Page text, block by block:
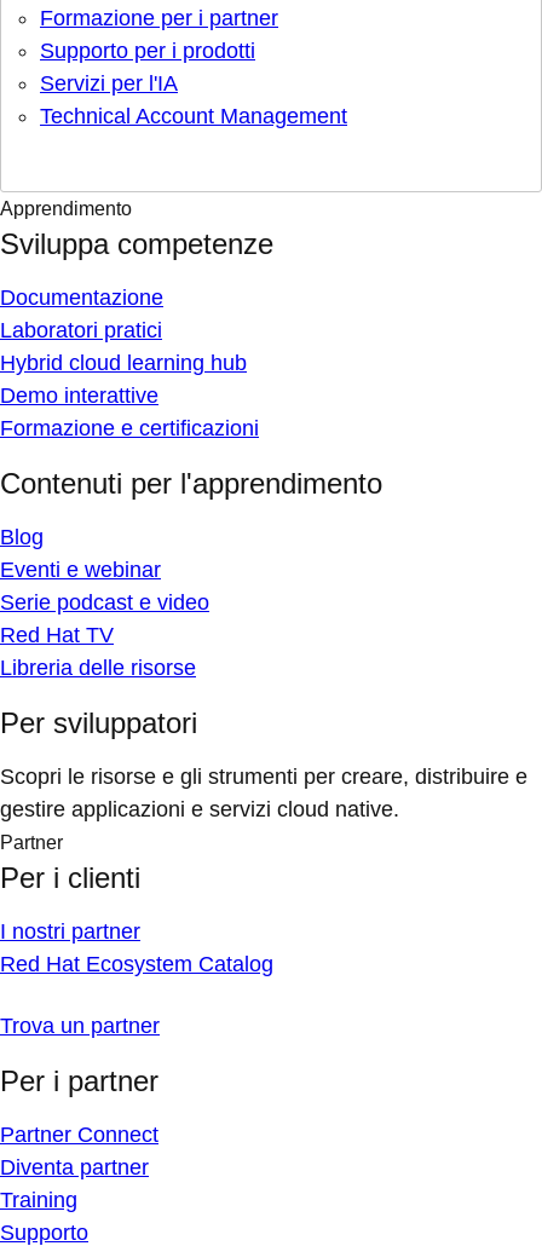
Formazione per i partner
Supporto per i prodotti
Servizi per l'IA
Technical Account Management
Apprendimento
Sviluppa competenze
Documentazione
Laboratori pratici
Hybrid cloud learning hub
Demo interattive
Formazione e certificazioni
Contenuti per l'apprendimento
Blog
Eventi e webinar
Serie podcast e video
Red Hat TV
Libreria delle risorse
Per sviluppatori
Scopri le risorse e gli strumenti per creare, distribuire e
gestire applicazioni e servizi cloud native.
Partner
Per i clienti
I nostri partner
Red Hat Ecosystem Catalog
Trova un partner
Per i partner
Partner Connect
Diventa partner
Training
Supporto